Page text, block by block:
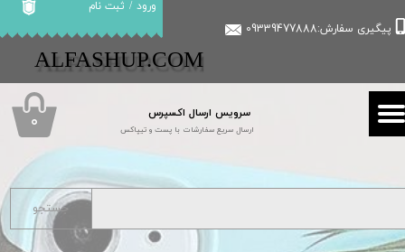
سرویس ارسال اکسپرس
ارسال سریع سفارشات با پست و تیپاکس
پیگیری سفارش:09339477888
ورود / ثبت نام
حساب کاربری من
تغییر گذر واژه
سفارشات
​​ALFASHUP.COM
۰
جستجو